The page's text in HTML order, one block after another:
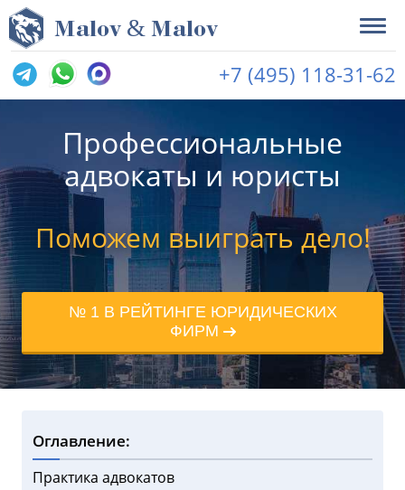
Malov & Malov
+7 (495) 118-31-62
Профессиональные
адвокаты и юристы
Поможем выиграть дело!
№ 1 В РЕЙТИНГЕ ЮРИДИЧЕСКИХ
ФИРМ
Оглавление:
Практика адвокатов